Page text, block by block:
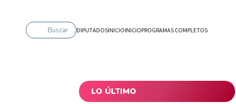
Buscar DIPUTADOSINICIOINICIOPROGRAMAS COMPLETOS
LO ÚLTIMO